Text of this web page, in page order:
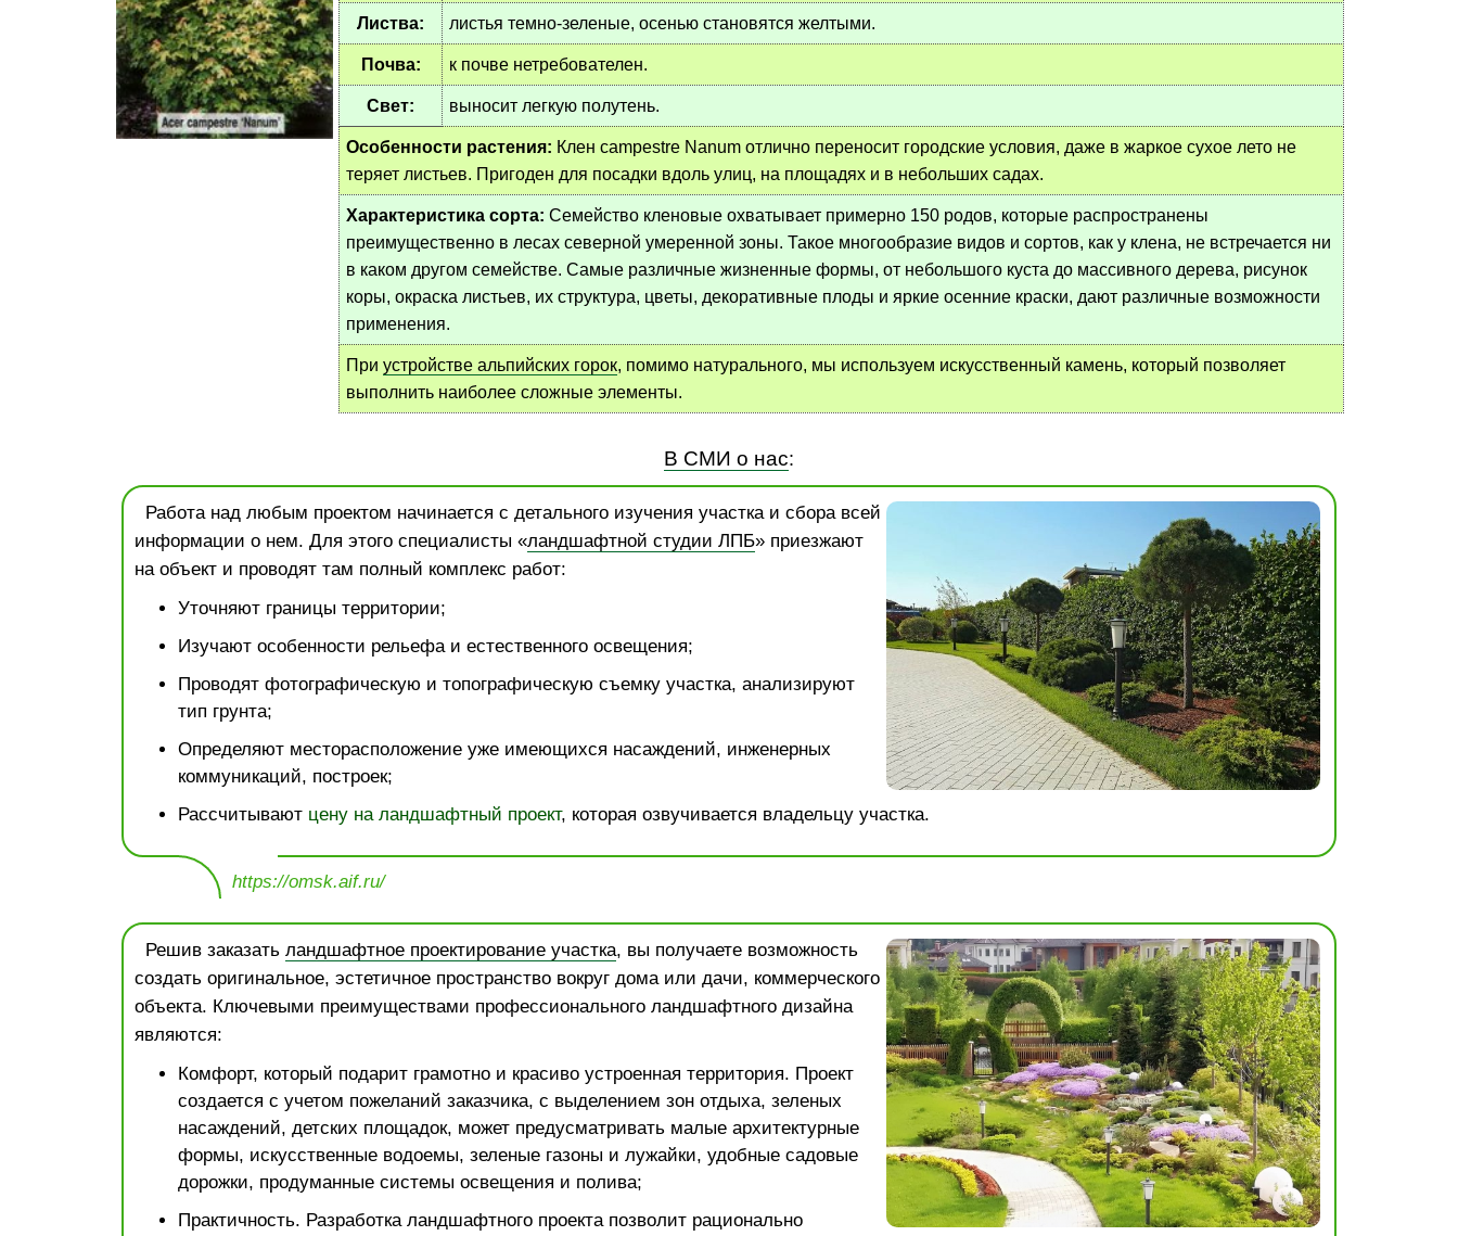
Листва: листья темно-зеленые, осенью становятся желтыми.
Почва: к почве нетребователен.
Свет: выносит легкую полутень.
Особенности растения: Клен campestre Nanum отлично переносит городские условия, даже в жаркое сухое лето не
теряет листьев. Пригоден для посадки вдоль улиц, на площадях и в небольших садах.
Характеристика сорта: Семейство кленовые охватывает примерно 150 родов, которые распространены
преимущественно в лесах северной умеренной зоны. Такое многообразие видов и сортов, как у клена, не встречается ни
в каком другом семействе. Самые различные жизненные формы, от небольшого куста до массивного дерева, рисунок
коры, окраска листьев, их структура, цветы, декоративные плоды и яркие осенние краски, дают различные возможности
применения.
При устройстве альпийских горок, помимо натурального, мы используем искусственный камень, который позволяет
выполнить наиболее сложные элементы.
В СМИ о нас:
Работа над любым проектом начинается с детального изучения участка и сбора всей
информации о нем. Для этого специалисты «ландшафтной студии ЛПБ» приезжают
на объект и проводят там полный комплекс работ:
Уточняют границы территории;
Изучают особенности рельефа и естественного освещения;
Проводят фотографическую и топографическую съемку участка, анализируют
тип грунта;
Определяют месторасположение уже имеющихся насаждений, инженерных
коммуникаций, построек;
Рассчитывают цену на ландшафтный проект, которая озвучивается владельцу участка.
https://omsk.aif.ru/
Решив заказать ландшафтное проектирование участка, вы получаете возможность
создать оригинальное, эстетичное пространство вокруг дома или дачи, коммерческого
объекта. Ключевыми преимуществами профессионального ландшафтного дизайна
являются:
Комфорт, который подарит грамотно и красиво устроенная территория. Проект
создается с учетом пожеланий заказчика, с выделением зон отдыха, зеленых
насаждений, детских площадок, может предусматривать малые архитектурные
формы, искусственные водоемы, зеленые газоны и лужайки, удобные садовые
дорожки, продуманные системы освещения и полива;
Практичность. Разработка ландшафтного проекта позволит рационально